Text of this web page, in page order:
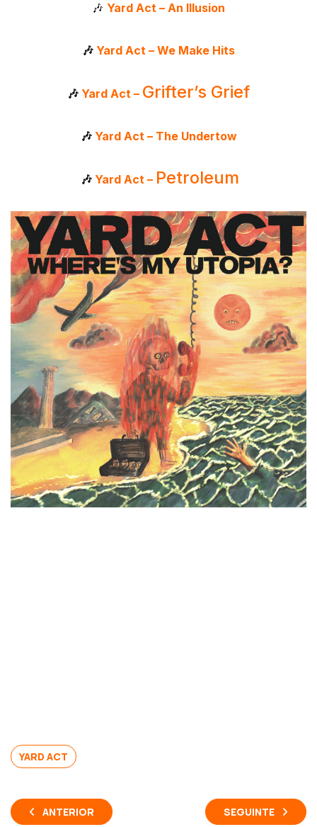
🎶 Yard Act – An Illusion
🎶 Yard Act – We Make Hits
🎶 Yard Act – Grifter’s Grief
🎶Yard Act – The Undertow
🎶 Yard Act – Petroleum
YARD ACT
ANTERIOR SEGUINTE